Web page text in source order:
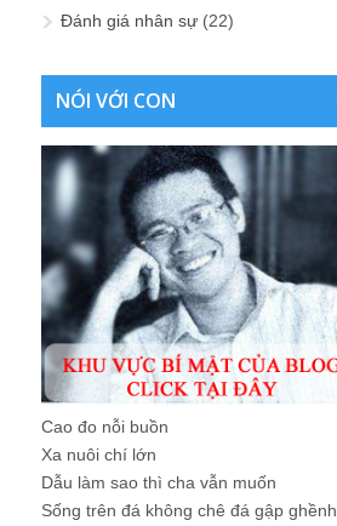
Đánh giá nhân sự (22)
NÓI VỚI CON
Cao đo nỗi buồn
Xa nuôi chí lớn
Dẫu làm sao thì cha vẫn muốn
Sống trên đá không chê đá gập ghềnh